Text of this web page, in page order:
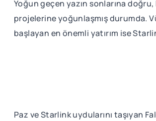
Yoğun geçen yazın sonlarına
projelerine yoğunlaşmış durumda.
başlayan en önemli yatırım ise
Paz ve Starlink uydularını taşıyan